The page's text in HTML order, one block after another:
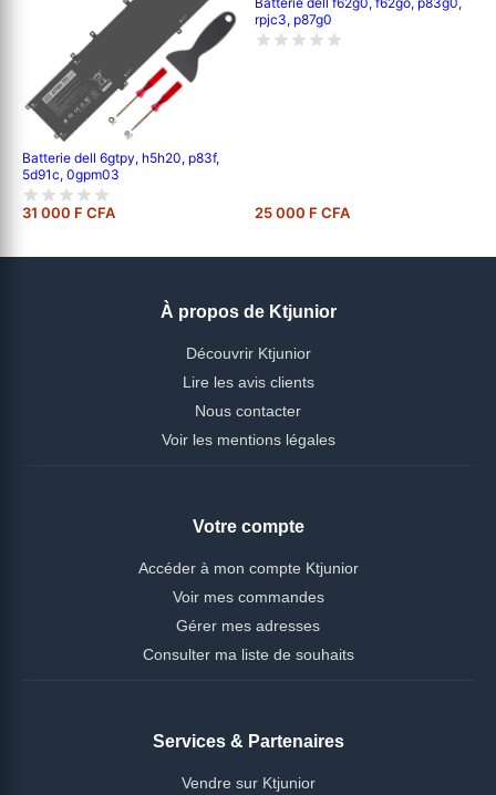
Batterie dell 6gtpy, h5h20, p83f,
5d91c, 0gpm03
31 000 F CFA
rpjc3, p87g0
25 000 F CFA
À propos de Ktjunior
Découvrir Ktjunior
Lire les avis clients
Nous contacter
Voir les mentions légales
Votre compte
Accéder à mon compte Ktjunior
Voir mes commandes
Gérer mes adresses
Consulter ma liste de souhaits
Services & Partenaires
Vendre sur Ktjunior